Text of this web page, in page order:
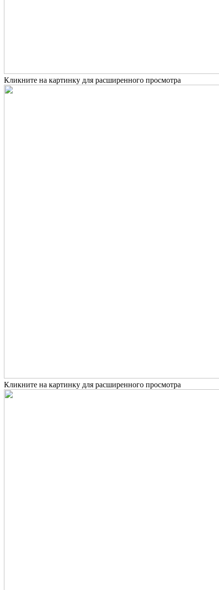
Кликните на картинку для расширенного просмотра
Кликните на картинку для расширенного просмотра